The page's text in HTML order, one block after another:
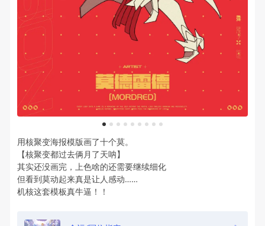
1 2 3 4 5 6 7 8 9
用核聚变海报模版画了十个莫。
【核聚变都过去俩月了天呐】
其实还没画完，上色啥的还需要继续细化
但看到莫动起来真是让人感动……
机核这套模板真牛逼！！